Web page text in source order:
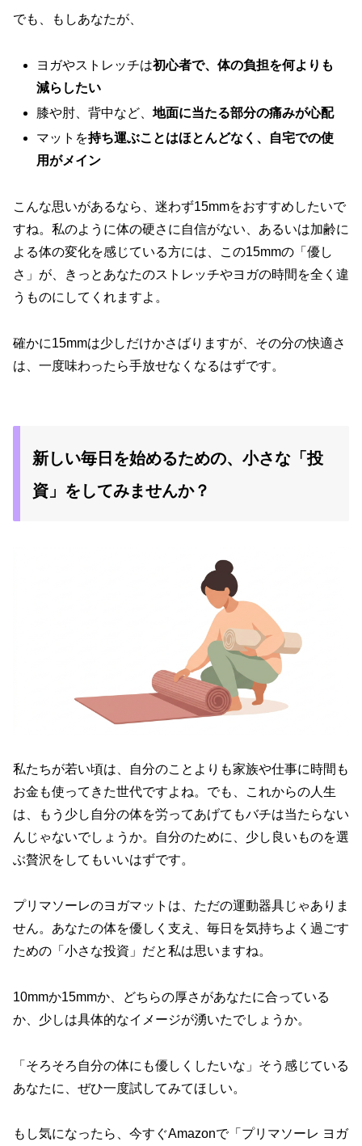
でも、もしあなたが、
ヨガやストレッチは初心者で、体の負担を何よりも
減らしたい
膝や肘、背中など、地面に当たる部分の痛みが心配
マットを持ち運ぶことはほとんどなく、自宅での使
用がメイン
こんな思いがあるなら、迷わず15mmをおすすめしたいで
すね。私のように体の硬さに自信がない、あるいは加齢に
よる体の変化を感じている方には、この15mmの「優し
さ」が、きっとあなたのストレッチやヨガの時間を全く違
うものにしてくれますよ。
確かに15mmは少しだけかさばりますが、その分の快適さ
は、一度味わったら手放せなくなるはずです。
新しい毎日を始めるための、小さな「投
資」をしてみませんか？
私たちが若い頃は、自分のことよりも家族や仕事に時間も
お金も使ってきた世代ですよね。でも、これからの人生
は、もう少し自分の体を労ってあげてもバチは当たらない
んじゃないでしょうか。自分のために、少し良いものを選
ぶ贅沢をしてもいいはずです。
プリマソーレのヨガマットは、ただの運動器具じゃありま
せん。あなたの体を優しく支え、毎日を気持ちよく過ごす
ための「小さな投資」だと私は思いますね。
10mmか15mmか、どちらの厚さがあなたに合っている
か、少しは具体的なイメージが湧いたでしょうか。
「そろそろ自分の体にも優しくしたいな」そう感じている
あなたに、ぜひ一度試してみてほしい。
もし気になったら、今すぐAmazonで「プリマソーレ ヨガ